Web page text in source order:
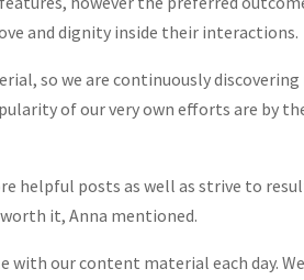
and dignity inside their interactions.
so we are continuously
of our very own efforts are by
helpful posts as well as strive to
it, Anna mentioned.
with our content material each day.